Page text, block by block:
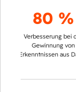
80 %
Verbesserung bei der
Gewinnung von
Erkenntnissen aus Daten